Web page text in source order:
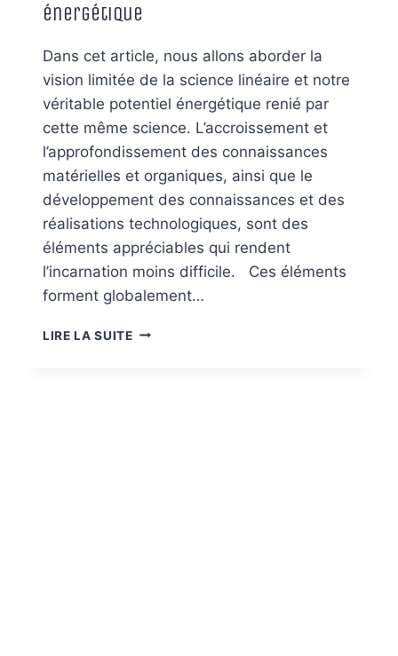
énergétique
Dans cet article, nous allons aborder la
vision limitée de la science linéaire et notre
véritable potentiel énergétique renié par
cette même science. L’accroissement et
l’approfondissement des connaissances
matérielles et organiques, ainsi que le
développement des connaissances et des
réalisations technologiques, sont des
éléments appréciables qui rendent
l’incarnation moins difficile. Ces éléments
forment globalement…
LIRE LA SUITESCIENCE